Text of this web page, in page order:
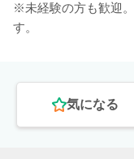
※未経験の方も歓迎
す。
気になる